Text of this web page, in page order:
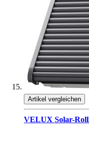
Artikel vergleichen
VELUX Solar-